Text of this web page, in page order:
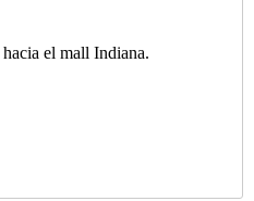
el mall Indiana.